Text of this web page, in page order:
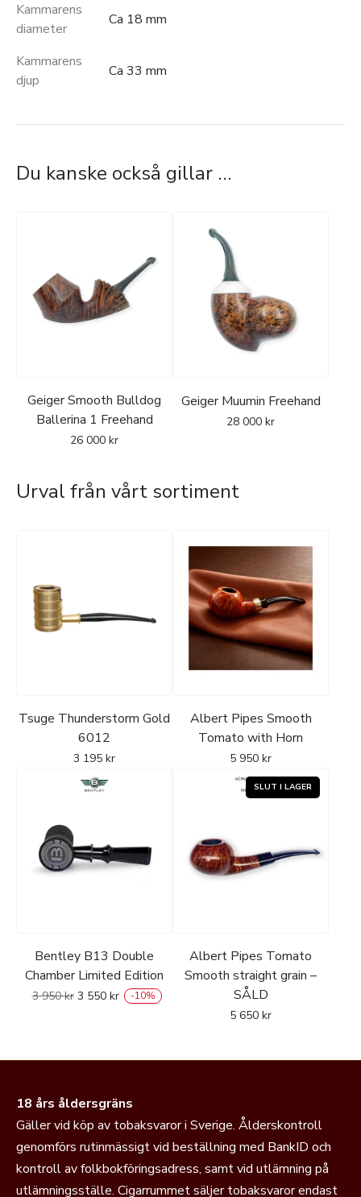
Kammarens
diameter
Ca 18 mm
Kammarens
djup
Ca 33 mm
Du kanske också gillar …
Geiger Smooth Bulldog
Ballerina 1 Freehand
26 000 kr
Geiger Muumin Freehand
28 000 kr
Urval från vårt sortiment
Tsuge Thunderstorm Gold
6012
3 195 kr
Albert Pipes Smooth
Tomato with Horn
5 950 kr
Bentley B13 Double
Chamber Limited Edition
3 950kr 3 550 kr -10%
Albert Pipes Tomato
Smooth straight grain –
SÅLD
5 650 kr
18 års åldersgräns
Gäller vid köp av tobaksvaror i Sverige. Ålderskontroll
genomförs rutinmässigt vid beställning med BankID och
kontroll av folkbokföringsadress, samt vid utlämning på
utlämningsställe. Cigarrummet säljer tobaksvaror endast